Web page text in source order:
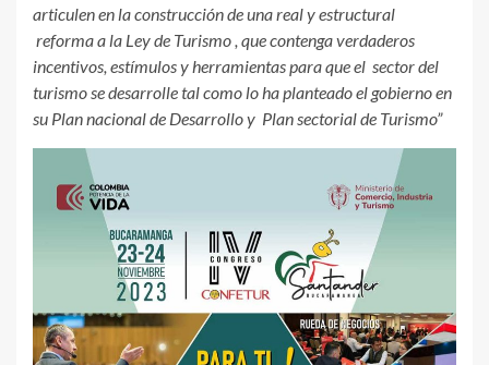
articulen en la construcción de una real y estructural
reforma a la Ley de Turismo , que contenga verdaderos
incentivos, estímulos y herramientas para que el sector del
turismo se desarrolle tal como lo ha planteado el gobierno en
su Plan nacional de Desarrollo y Plan sectorial de Turismo”